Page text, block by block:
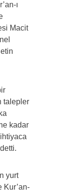
ı
Macit
talepler
kadar
yurt
Kur’an-